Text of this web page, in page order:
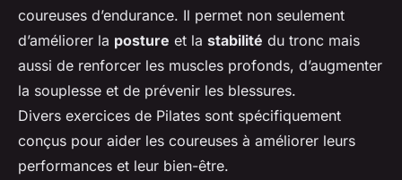
coureuses d’endurance. Il permet non seulement
d’améliorer la posture et la stabilité du tronc mais
aussi de renforcer les muscles profonds, d’augmenter
la souplesse et de prévenir les blessures.
Divers exercices de Pilates sont spécifiquement
conçus pour aider les coureuses à améliorer leurs
performances et leur bien-être.